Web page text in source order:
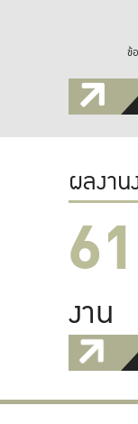
ข้
ผลงา
งาน